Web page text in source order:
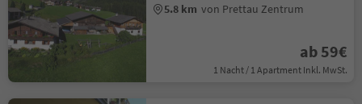
5.8 km von Prettau Zentrum
ab 59€
1 Nacht / 1 Apartment Inkl. MwSt.